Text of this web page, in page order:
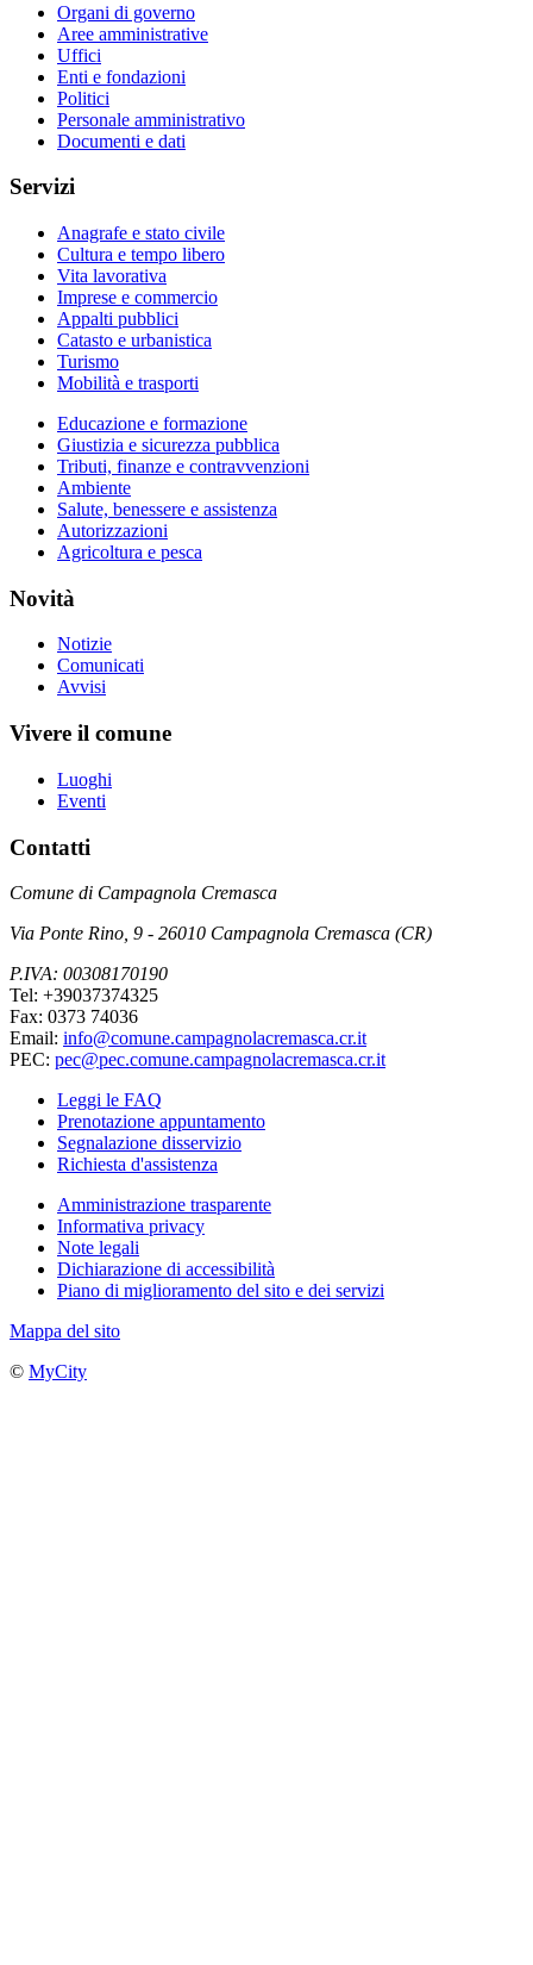
Organi di governo
Aree amministrative
Uffici
Enti e fondazioni
Politici
Personale amministrativo
Documenti e dati
Servizi
Anagrafe e stato civile
Cultura e tempo libero
Vita lavorativa
Imprese e commercio
Appalti pubblici
Catasto e urbanistica
Turismo
Mobilità e trasporti
Educazione e formazione
Giustizia e sicurezza pubblica
Tributi, finanze e contravvenzioni
Ambiente
Salute, benessere e assistenza
Autorizzazioni
Agricoltura e pesca
Novità
Notizie
Comunicati
Avvisi
Vivere il comune
Luoghi
Eventi
Contatti
Comune di Campagnola Cremasca
Via Ponte Rino, 9 - 26010 Campagnola Cremasca (CR)
P.IVA: 00308170190
Tel: +39037374325
Fax: 0373 74036
Email: info@comune.campagnolacremasca.cr.it
PEC: pec@pec.comune.campagnolacremasca.cr.it
Leggi le FAQ
Prenotazione appuntamento
Segnalazione disservizio
Richiesta d'assistenza
Amministrazione trasparente
Informativa privacy
Note legali
Dichiarazione di accessibilità
Piano di miglioramento del sito e dei servizi
Mappa del sito
© MyCity